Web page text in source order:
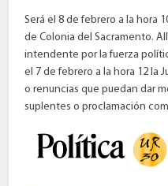
Será el 8 de febrero a la hora
de Colonia del Sacramento.
intendente por la fuerza
el 7 de febrero a la hora 12 la
o renuncias que puedan dar
suplentes o proclamación